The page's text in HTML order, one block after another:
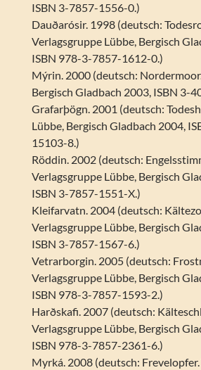
ISBN 3-7857-1556-0.)
Dauðarósir. 1998 (deutsch:
Verlagsgruppe Lübbe, Bergisch
ISBN 978-3-7857-1612-0.)
Mýrin. 2000 (deutsch:
Bergisch Gladbach 2003, ISBN 3-
Grafarþögn. 2001 (deutsch:
Lübbe, Bergisch Gladbach 2004,
15103-8.)
Röddin. 2002 (deutsch:
Verlagsgruppe Lübbe, Bergisch
ISBN 3-7857-1551-X.)
Kleifarvatn. 2004 (deutsch:
Verlagsgruppe Lübbe, Bergisch
ISBN 3-7857-1567-6.)
Vetrarborgin. 2005 (deutsch:
Verlagsgruppe Lübbe, Bergisch
ISBN 978-3-7857-1593-2.)
Harðskafi. 2007 (deutsch:
Verlagsgruppe Lübbe, Bergisch
ISBN 978-3-7857-2361-6.)
Myrká. 2008 (deutsch: